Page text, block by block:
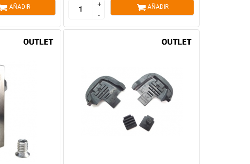
AÑADIR
+
-
+
-
AÑADIR